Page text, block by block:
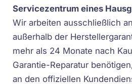
Servicezentrum eines
Wir arbeiten ausschließlich
außerhalb der
mehr als 24 Monate nach
Garantie-Reparatur
an den offiziellen